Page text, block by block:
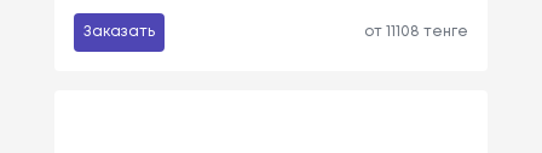
Заказать от 11108 тенге